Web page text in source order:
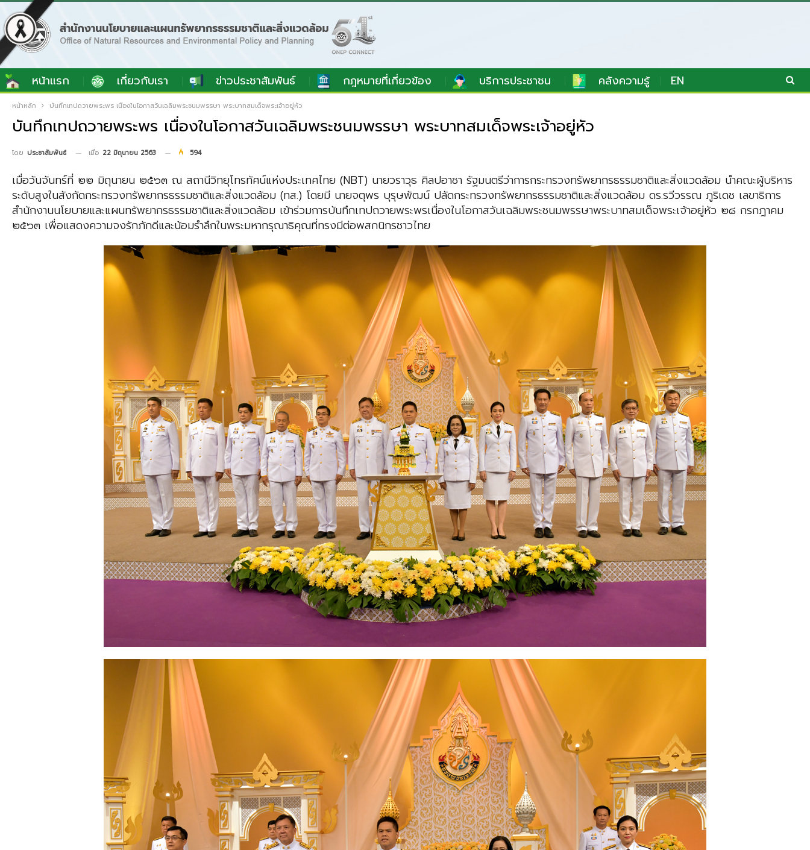
หน้าแรก เกี่ยวกับเรา ข่าวประชาสัมพันธ์ กฎหมายที่เกี่ยวข้อง บริการประชาชน คลังความรู้ EN
หน้าหลัก บันทึกเทปถวายพระพร เนื่องในโอกาสวันเฉลิมพระชนมพรรษา พระบาทสมเด็จพระเจ้าอยู่หัว
บันทึกเทปถวายพระพร เนื่องในโอกาสวันเฉลิมพระชนมพรรษา พระบาทสมเด็จพระเจ้าอยู่หัว
โดย ประชาสัมพันธ์ เมื่อ 22 มิถุนายน 2563 594
เมื่อวันจันทร์ที่ ๒๒ มิถุนายน ๒๕๖๓ ณ สถานีวิทยุโทรทัศน์แห่งประเทศไทย (NBT) นายวราวุธ ศิลปอาชา รัฐมนตรีว่าการกระทรวงทรัพยากรธรรมชาติและสิ่งแวดล้อม นำคณะผู้บริหาร
ระดับสูงในสังกัดกระทรวงทรัพยากรธรรมชาติและสิ่งแวดล้อม (ทส.) โดยมี นายจตุพร บุรุษพัฒน์ ปลัดกระทรวงทรัพยากรธรรมชาติและสิ่งแวดล้อม ดร.รวีวรรณ ภูริเดช เลขาธิการ
สำนักงานนโยบายและแผนทรัพยากรธรรมชาติและสิ่งแวดล้อม เข้าร่วมการบันทึกเทปถวายพระพรเนื่องในโอกาสวันเฉลิมพระชนมพรรษาพระบาทสมเด็จพระเจ้าอยู่หัว ๒๘ กรกฎาคม
๒๕๖๓ เพื่อแสดงความจงรักภักดีและน้อมรำลึกในพระมหากรุณาธิคุณที่ทรงมีต่อพสกนิกรชาวไทย